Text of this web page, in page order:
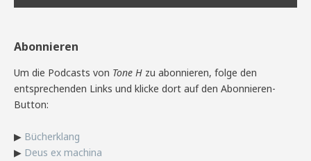
Abonnieren
Um die Podcasts von Tone H zu abonnieren, folge den
entsprechenden Links und klicke dort auf den Abonnieren-
Button:
▶ Bücherklang
▶ Deus ex machina